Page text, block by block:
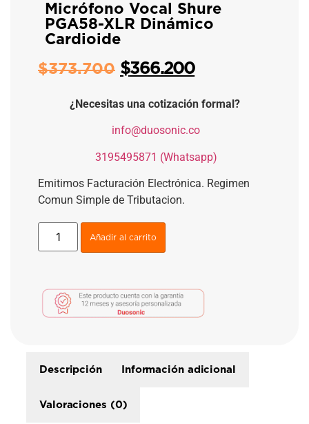
Micrófono Vocal Shure
PGA58-XLR Dinámico
Cardioide
$373.700 $366.200
¿Necesitas una cotización formal?
info@duosonic.co
3195495871 (Whatsapp)
Emitimos Facturación Electrónica. Regimen
Comun Simple de Tributacion.
Añadir al carrito
Descripción Información adicional
Valoraciones (0)